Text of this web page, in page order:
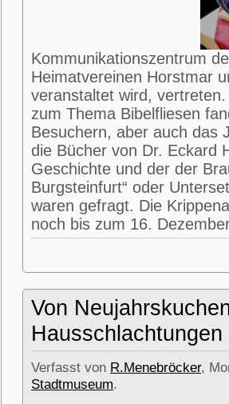
Kommunikationszentrum
Heimatvereinen Horstmar
veranstaltet wird,
zum Thema Bibelfliesen
Besuchern, aber auch das
die Bücher von Dr. Eckard
Geschichte und der der
Burgsteinfurt“ oder
waren gefragt. Die
noch bis zum 16.
Von
Hausschlachtungen
Verfasst von R.Menebröcker,
Stadtmuseum.